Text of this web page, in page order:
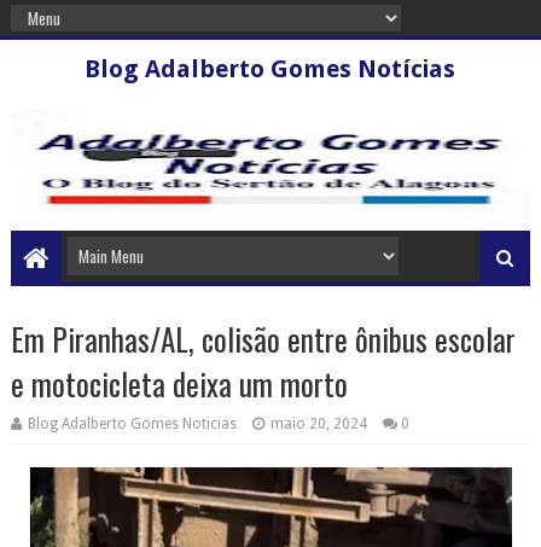
Blog Adalberto Gomes Notícias
Em Piranhas/AL, colisão entre ônibus escolar
e motocicleta deixa um morto
Blog Adalberto Gomes Noticias maio 20, 2024 0